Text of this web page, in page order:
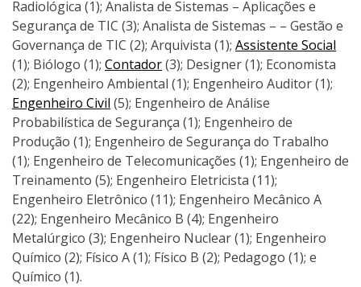
Radiológica (1); Analista de Sistemas – Aplicações e
Segurança de TIC (3); Analista de Sistemas – – Gestão e
Governança de TIC (2); Arquivista (1); Assistente Social
(1); Biólogo (1); Contador(3); Designer (1); Economista
(2); Engenheiro Ambiental (1); Engenheiro Auditor (1);
Engenheiro Civil (5); Engenheiro de Análise
Probabilística de Segurança (1); Engenheiro de
Produção (1); Engenheiro de Segurança do Trabalho
(1); Engenheiro de Telecomunicações (1); Engenheiro de
Treinamento (5); Engenheiro Eletricista (11);
Engenheiro Eletrônico (11); Engenheiro Mecânico A
(22); Engenheiro Mecânico B (4); Engenheiro
Metalúrgico (3); Engenheiro Nuclear (1); Engenheiro
Químico (2); Físico A (1); Físico B (2); Pedagogo (1); e
Químico (1).